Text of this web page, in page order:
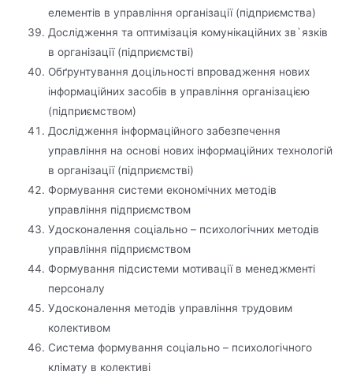
елементів в управління організації (підприємства)
Дослідження та оптимізація комунікаційних зв`язків
в організації (підприємстві)
Обґрунтування доцільності впровадження нових
інформаційних засобів в управління організацією
(підприємством)
Дослідження інформаційного забезпечення
управління на основі нових інформаційних технологій
в організації (підприємстві)
Формування системи економічних методів
управління підприємством
Удосконалення соціально – психологічних методів
управління підприємством
Формування підсистеми мотивації в менеджменті
персоналу
Удосконалення методів управління трудовим
колективом
Система формування соціально – психологічного
клімату в колективі